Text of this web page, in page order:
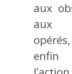
aux
aux